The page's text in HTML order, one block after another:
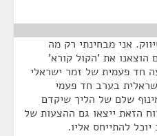
אני מבחינתי רק מה
הוצאנו את 'הקול קורא'
חד פעמית של זמר ישראלי
בערב חד פעמי
שלם של הליך שיקדם
הזאת ייצאו גם ההצעות של
להתייחס אליו.